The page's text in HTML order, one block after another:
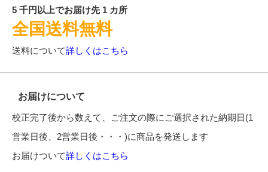
5 千円以上でお届け先 1 カ所
全国送料無料
送料について詳しくはこちら
お届けについて
校正完了後から数えて、ご注文の際にご選択された納期日(1
営業日後、2営業日後・・・)に商品を発送します
お届けついて詳しくはこちら